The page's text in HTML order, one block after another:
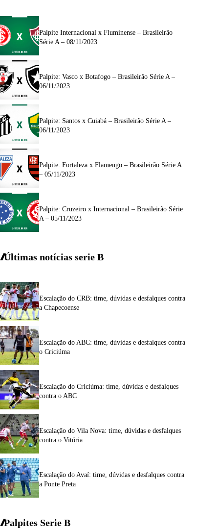
Palpite Internacional x Fluminense – Brasileirão
Série A – 08/11/2023
Palpite: Vasco x Botafogo – Brasileirão Série A –
06/11/2023
Palpite: Santos x Cuiabá – Brasileirão Série A –
06/11/2023
Palpite: Fortaleza x Flamengo – Brasileirão Série A
– 05/11/2023
Palpite: Cruzeiro x Internacional – Brasileirão Série
A – 05/11/2023
Últimas notícias serie B
Escalação do CRB: time, dúvidas e desfalques contra
a Chapecoense
Escalação do ABC: time, dúvidas e desfalques contra
o Criciúma
Escalação do Criciúma: time, dúvidas e desfalques
contra o ABC
Escalação do Vila Nova: time, dúvidas e desfalques
contra o Vitória
Escalação do Avaí: time, dúvidas e desfalques contra
a Ponte Preta
Palpites Serie B